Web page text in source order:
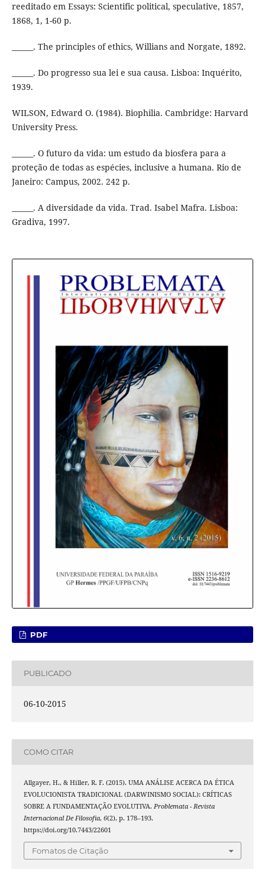
reeditado em Essays: Scientific political, speculative, 1857,
1868, 1, 1-60 p.
______. The principles of ethics, Willians and Norgate, 1892.
______. Do progresso sua lei e sua causa. Lisboa: Inquérito,
1939.
WILSON, Edward O. (1984). Biophilia. Cambridge: Harvard
University Press.
______. O futuro da vida: um estudo da biosfera para a
proteção de todas as espécies, inclusive a humana. Rio de
Janeiro: Campus, 2002. 242 p.
______. A diversidade da vida. Trad. Isabel Mafra. Lisboa:
Gradiva, 1997.
PDF
PUBLICADO
06-10-2015
COMO CITAR
Allgayer, H., & Hiller, R. F. (2015). UMA ANÁLISE ACERCA DA ÉTICA
EVOLUCIONISTA TRADICIONAL (DARWINISMO SOCIAL): CRÍTICAS
SOBRE A FUNDAMENTAÇÃO EVOLUTIVA. Problemata - Revista
Internacional De Filosofia, 6(2), p. 178–193.
https://doi.org/10.7443/22601
Fomatos de Citação